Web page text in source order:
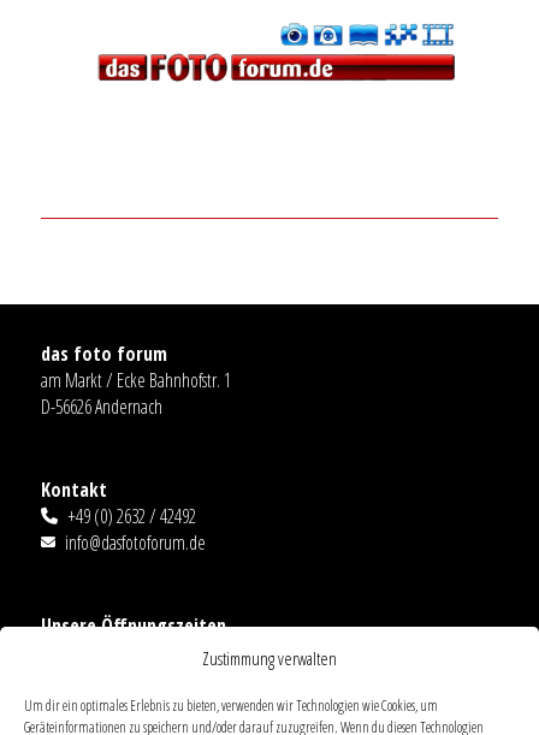
Zustimmung verwalten
Um dir ein optimales Erlebnis zu bieten, verwenden wir Technologien wie Cookies, um
Geräteinformationen zu speichern und/oder darauf zuzugreifen. Wenn du diesen Technologien
das foto forum
am Markt / Ecke Bahnhofstr. 1
D-56626 Andernach
Kontakt
+49 (0) 2632 / 42492
info@dasfotoforum.de
Unsere Öffnungszeiten
Ausnahmen